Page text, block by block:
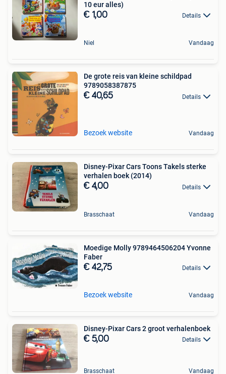
10 eur alles)
€ 1,00 Details
Niel Vandaag
De grote reis van kleine schildpad
9789058387875
€ 40,65 Details
Bezoek website Vandaag
Disney-Pixar Cars Toons Takels sterke
verhalen boek (2014)
€ 4,00 Details
Brasschaat Vandaag
Moedige Molly 9789464506204 Yvonne
Faber
€ 42,75 Details
Bezoek website Vandaag
Disney-Pixar Cars 2 groot verhalenboek
€ 5,00 Details
Brasschaat Vandaag